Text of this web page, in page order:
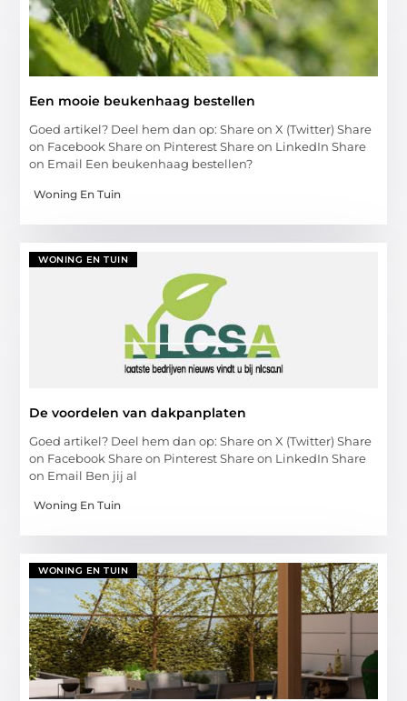
Een mooie beukenhaag bestellen
Goed artikel? Deel hem dan op: Share on X (Twitter) Share
on Facebook Share on Pinterest Share on LinkedIn Share
on Email Een beukenhaag bestellen?
Woning En Tuin
WONING EN TUIN
De voordelen van dakpanplaten
Goed artikel? Deel hem dan op: Share on X (Twitter) Share
on Facebook Share on Pinterest Share on LinkedIn Share
on Email Ben jij al
Woning En Tuin
WONING EN TUIN